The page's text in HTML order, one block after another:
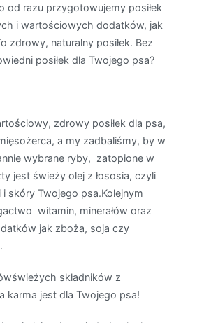
od razu przygotowujemy posiłek
i wartościowych dodatków, jak
zdrowy, naturalny posiłek. Bez
posiłek dla Twojego psa?
zdrowy posiłek dla psa,
a my zadbaliśmy, by w
wybrane ryby, zatopione w
jest świeży olej z łososia, czyli
skóry Twojego psa.Kolejnym
witamin, minerałów oraz
jak zboża, soja czy
składników z
karma jest dla Twojego psa!